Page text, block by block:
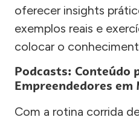
oferecer insights
exemplos reais e
colocar o
Podcasts: Conteúdo
Empreendedores
Com a rotina corrida